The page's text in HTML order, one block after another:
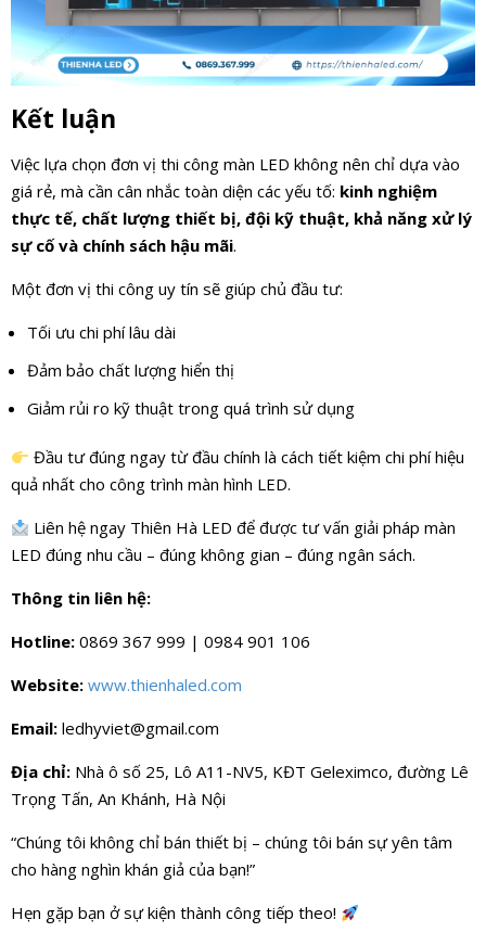
Kết luận
Việc lựa chọn đơn vị thi công màn LED không nên chỉ dựa vào
giá rẻ, mà cần cân nhắc toàn diện các yếu tố: kinh nghiệm
thực tế, chất lượng thiết bị, đội kỹ thuật, khả năng xử lý
sự cố và chính sách hậu mãi.
Một đơn vị thi công uy tín sẽ giúp chủ đầu tư:
Tối ưu chi phí lâu dài
Đảm bảo chất lượng hiển thị
Giảm rủi ro kỹ thuật trong quá trình sử dụng
Đầu tư đúng ngay từ đầu chính là cách tiết kiệm chi phí hiệu
quả nhất cho công trình màn hình LED.
Liên hệ ngay Thiên Hà LED để được tư vấn giải pháp màn
LED đúng nhu cầu – đúng không gian – đúng ngân sách.
Thông tin liên hệ:
Hotline: 0869 367 999 | 0984 901 106
Website: www.thienhaled.com
Email: ledhyviet@gmail.com
Địa chỉ: Nhà ô số 25, Lô A11-NV5, KĐT Geleximco, đường Lê
Trọng Tấn, An Khánh, Hà Nội
“Chúng tôi không chỉ bán thiết bị – chúng tôi bán sự yên tâm
cho hàng nghìn khán giả của bạn!”
Hẹn gặp bạn ở sự kiện thành công tiếp theo!